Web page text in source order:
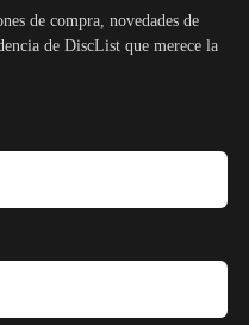
de compra, novedades de
de DiscList que merece la